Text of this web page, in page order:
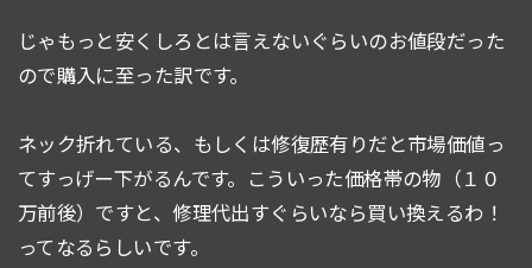
じゃもっと安くしろとは言えないぐらいのお値段だった
ので購入に至った訳です。
ネック折れている、もしくは修復歴有りだと市場価値っ
てすっげー下がるんです。こういった価格帯の物（１０
万前後）ですと、修理代出すぐらいなら買い換えるわ！
ってなるらしいです。